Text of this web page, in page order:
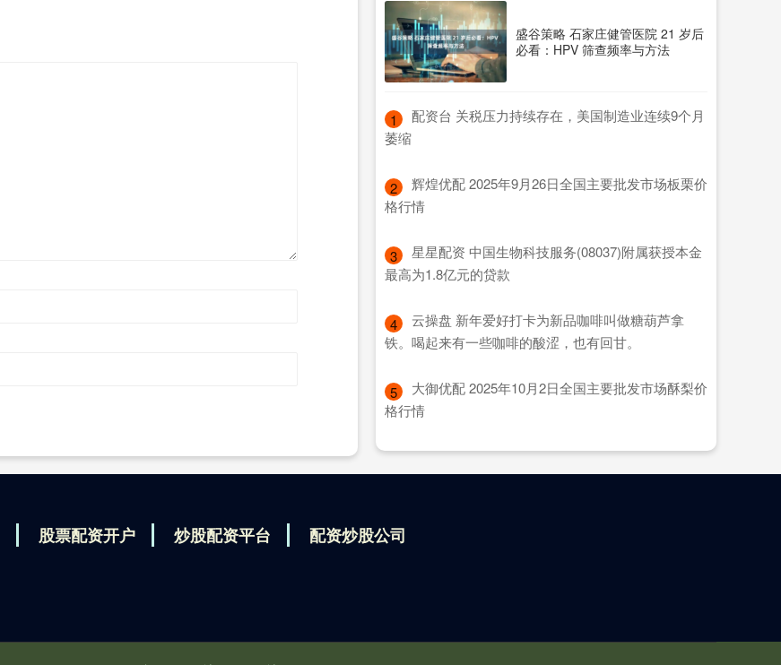
盛谷策略 石家庄健管医院 21 岁后
必看：HPV 筛查频率与方法
1
​配资台 关税压力持续存在，美国制造业连续9个月
萎缩
2
​辉煌优配 2025年9月26日全国主要批发市场板栗价
格行情
3
​星星配资 中国生物科技服务(08037)附属获授本金
最高为1.8亿元的贷款
4
​云操盘 新年爱好打卡为新品咖啡叫做糖葫芦拿
铁。喝起来有一些咖啡的酸涩，也有回甘。
5
​大御优配 2025年10月2日全国主要批发市场酥梨价
格行情
股票配资开户 炒股配资平台 配资炒股公司